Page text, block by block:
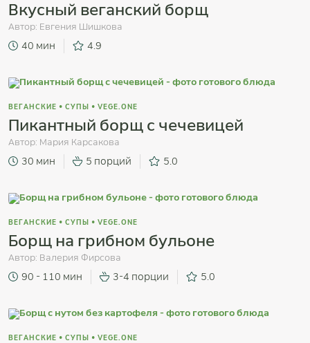
Вкусный веганский борщ
Автор: Евгения Шишкова
40 мин 4.9
ВЕГАНСКИЕ • СУПЫ • VEGE.ONE
Пикантный борщ с чечевицей
Автор: Мария Карсакова
30 мин 5 порций 5.0
ВЕГАНСКИЕ • СУПЫ • VEGE.ONE
Борщ на грибном бульоне
Автор: Валерия Фирсова
90 - 110 мин 3-4 порции 5.0
ВЕГАНСКИЕ • СУПЫ • VEGE.ONE